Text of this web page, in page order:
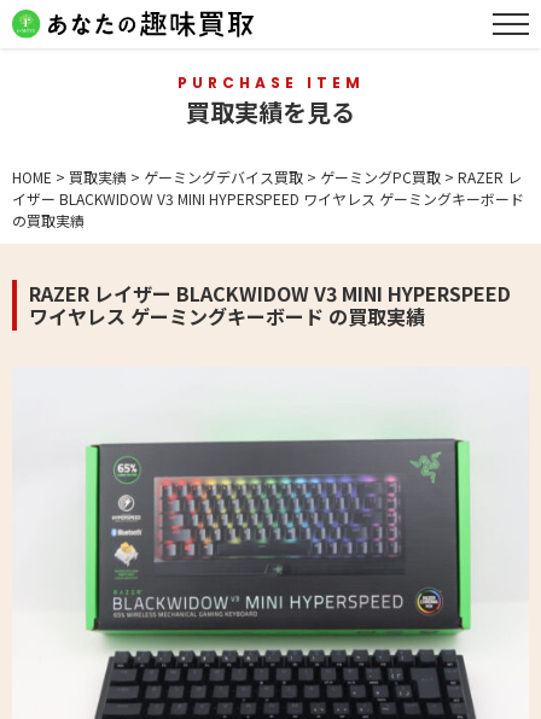
PURCHASE ITEM
買取実績を見る
HOME > 買取実績 > ゲーミングデバイス買取 > ゲーミングPC買取 > RAZER レ
イザー BLACKWIDOW V3 MINI HYPERSPEED ワイヤレス ゲーミングキーボード
の買取実績
RAZER レイザー BLACKWIDOW V3 MINI HYPERSPEED
ワイヤレス ゲーミングキーボード の買取実績